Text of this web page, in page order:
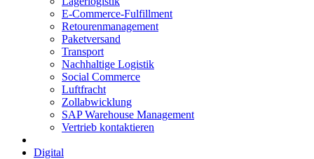
E-Commerce-Fulfillment
Retourenmanagement
Paketversand
Transport
Nachhaltige Logistik
Social Commerce
Luftfracht
Zollabwicklung
SAP Warehouse Management
Vertrieb kontaktieren
Digital